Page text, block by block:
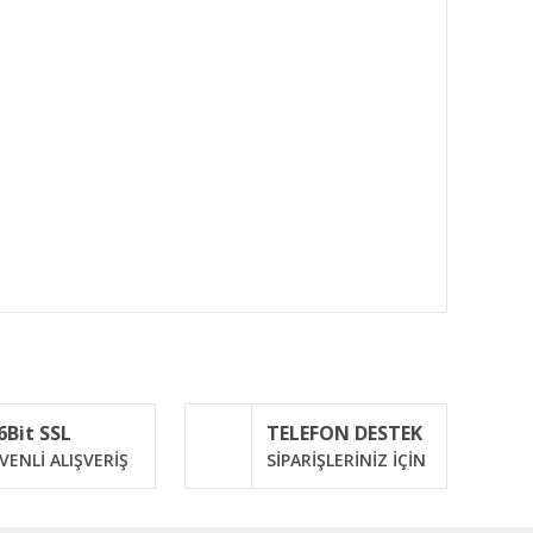
SSL
ALIŞVERİŞ
TELEFON DESTEK
SİPARİŞLERİNİZ İÇİN